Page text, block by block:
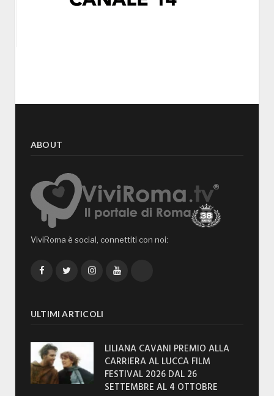
ABOUT
ViviRoma è social, connettiti con noi:
FacebookTwitterInstagramYouTube
ULTIMI ARTICOLI
LILIANA CAVANI PREMIO ALLA
CARRIERA AL LUCCA FILM
FESTIVAL 2026 DAL 26
SETTEMBRE AL 4 OTTOBRE